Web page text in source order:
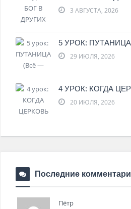
3 АВГУСТА, 2026
5 УРОК:
29 ИЮЛЯ, 2026
4 УРОК: КОГДА
20 ИЮЛЯ, 2026
Последние
Пётр